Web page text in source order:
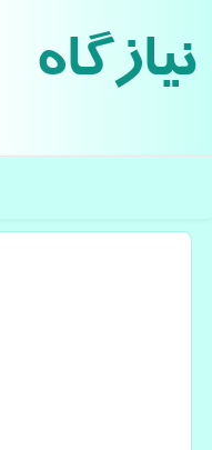
نیازگاه